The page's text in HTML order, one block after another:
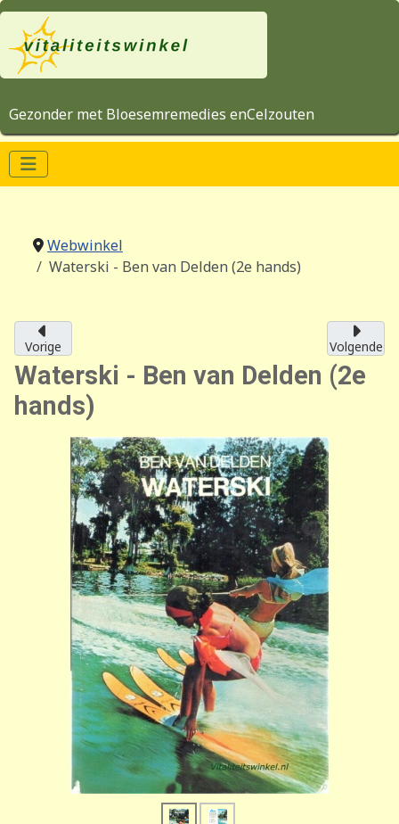
Gezonder met Bloesemremedies enCelzouten
Webwinkel
Waterski - Ben van Delden (2e hands)
Vorige Volgende
Waterski - Ben van Delden (2e
hands)